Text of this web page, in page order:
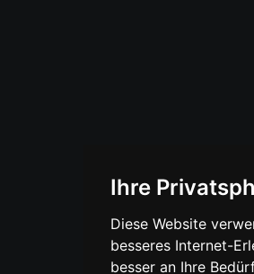
Ihre
Diese Website
besseres Internet-
besser an Ihre